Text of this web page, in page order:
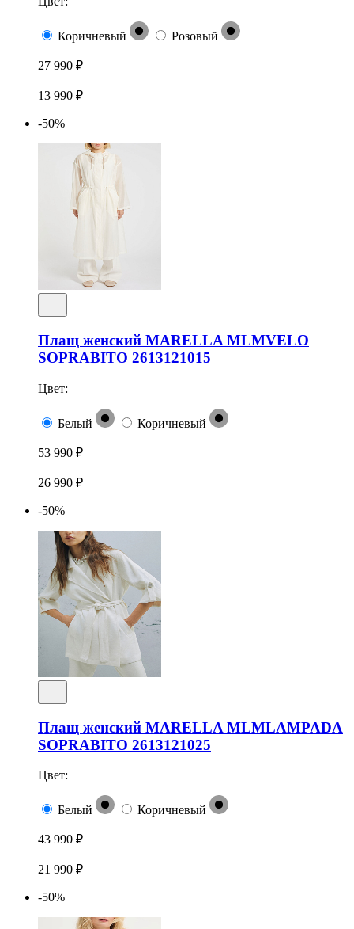
Коричневый Розовый
27 990 ₽
13 990 ₽
-50%
Плащ женский MARELLA MLMVELO
SOPRABITO 2613121015
Цвет:
Белый Коричневый
53 990 ₽
26 990 ₽
-50%
Плащ женский MARELLA MLMLAMPADA
SOPRABITO 2613121025
Цвет:
Белый Коричневый
43 990 ₽
21 990 ₽
-50%